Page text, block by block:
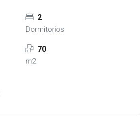
2
Dormitorios
70
m2